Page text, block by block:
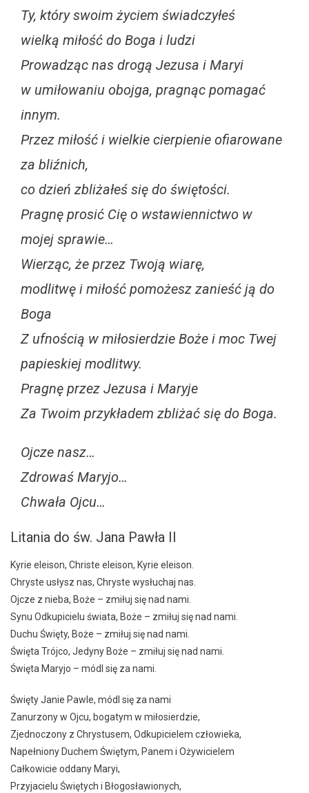
Ty, który swoim życiem świadczyłeś
wielką miłość do Boga i ludzi
Prowadząc nas drogą Jezusa i Maryi
w umiłowaniu obojga, pragnąc pomagać
innym.
Przez miłość i wielkie cierpienie ofiarowane
za bliźnich,
co dzień zbliżałeś się do świętości.
Pragnę prosić Cię o wstawiennictwo w
mojej sprawie…
Wierząc, że przez Twoją wiarę,
modlitwę i miłość pomożesz zanieść ją do
Boga
Z ufnością w miłosierdzie Boże i moc Twej
papieskiej modlitwy.
Pragnę przez Jezusa i Maryje
Za Twoim przykładem zbliżać się do Boga.
Ojcze nasz…
Zdrowaś Maryjo…
Chwała Ojcu…
Litania do św. Jana Pawła II
Kyrie eleison, Christe eleison, Kyrie eleison.
Chryste usłysz nas, Chryste wysłuchaj nas.
Ojcze z nieba, Boże – zmiłuj się nad nami.
Synu Odkupicielu świata, Boże – zmiłuj się nad nami.
Duchu Święty, Boże – zmiłuj się nad nami.
Święta Trójco, Jedyny Boże – zmiłuj się nad nami.
Święta Maryjo – módl się za nami.
Święty Janie Pawle, módl się za nami
Zanurzony w Ojcu, bogatym w miłosierdzie,
Zjednoczony z Chrystusem, Odkupicielem człowieka,
Napełniony Duchem Świętym, Panem i Ożywicielem
Całkowicie oddany Maryi,
Przyjacielu Świętych i Błogosławionych,